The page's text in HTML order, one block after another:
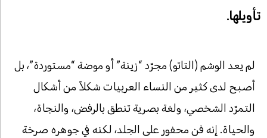
تأويلها.
لم يعد الوشم (التاتو) مجرّد “زينة” أو موضة “مستوردة”، بل
أصبح لدى كثير من النساء العربيات شكلاً من أشكال
التمرّد الشخصي، ولغة بصرية تنطق بالرفض، والنجاة،
والحياة. إنه فن محفور على الجلد، لكنه في جوهره صرخة